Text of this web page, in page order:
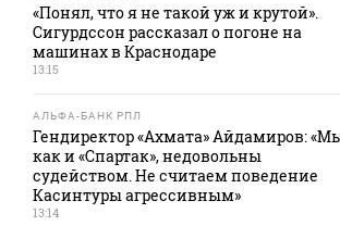
«Понял, что я не такой уж и крутой».
Сигурдссон рассказал о погоне на
машинах в Краснодаре
13:15
АЛЬФА-БАНК РПЛ
Гендиректор «Ахмата» Айдамиров:
как и «Спартак», недовольны
судейством. Не считаем поведение
Касинтуры агрессивным»
13:14